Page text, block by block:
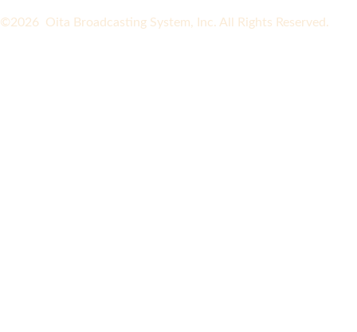
©2026 Oita Broadcasting System, Inc. All Rights Reserved.